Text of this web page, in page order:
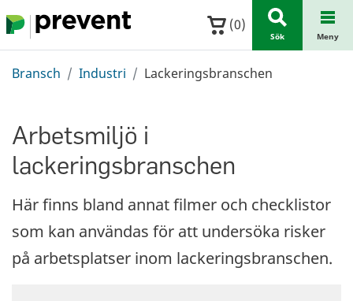
Hoppa till huvudinnehållet (0)
Sök Meny
Bransch Industri Lackeringsbranschen
Arbetsmiljö i
lackeringsbranschen
Här finns bland annat filmer och checklistor
som kan användas för att undersöka risker
på arbetsplatser inom lackeringsbranschen.